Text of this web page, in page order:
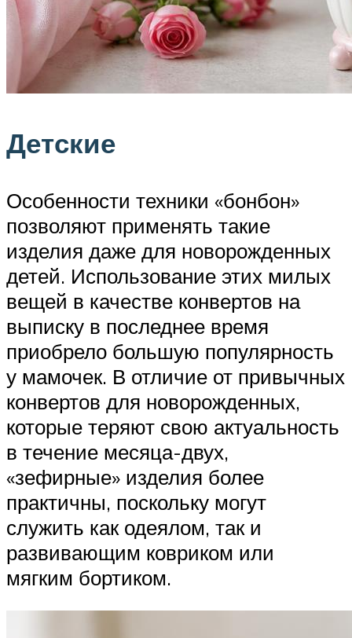
Детские
Особенности техники «бонбон»
позволяют применять такие
изделия даже для новорожденных
детей. Использование этих милых
вещей в качестве конвертов на
выписку в последнее время
приобрело большую популярность
у мамочек. В отличие от привычных
конвертов для новорожденных,
которые теряют свою актуальность
в течение месяца-двух,
«зефирные» изделия более
практичны, поскольку могут
служить как одеялом, так и
развивающим ковриком или
мягким бортиком.